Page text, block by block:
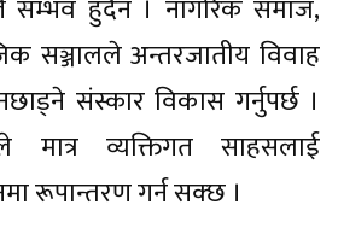
हुँदैन । नागरिक समाज,
सञ्जालले अन्तरजातीय विवाह
संस्कार विकास गर्नुपर्छ ।
मात्र व्यक्तिगत साहसलाई
रूपान्तरण गर्न सक्छ ।